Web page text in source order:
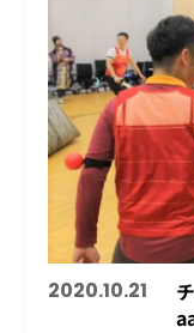
2020.10.21